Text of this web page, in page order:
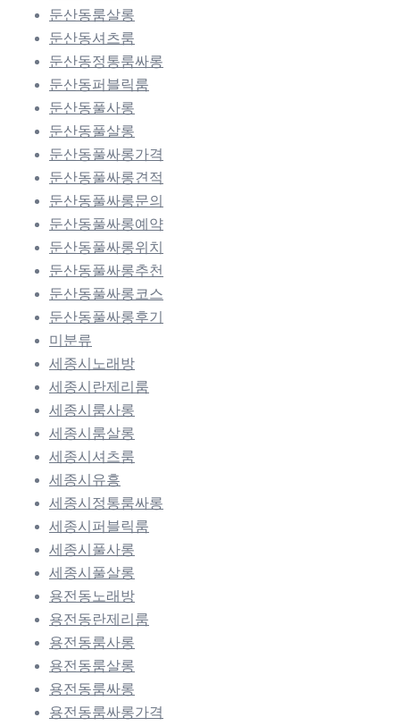
둔산동룸살롱
둔산동셔츠룸
둔산동정통룸싸롱
둔산동퍼블릭룸
둔산동풀사롱
둔산동풀살롱
둔산동풀싸롱가격
둔산동풀싸롱견적
둔산동풀싸롱문의
둔산동풀싸롱예약
둔산동풀싸롱위치
둔산동풀싸롱추천
둔산동풀싸롱코스
둔산동풀싸롱후기
미분류
세종시노래방
세종시란제리룸
세종시룸사롱
세종시룸살롱
세종시셔츠룸
세종시유흥
세종시정통룸싸롱
세종시퍼블릭룸
세종시풀사롱
세종시풀살롱
용전동노래방
용전동란제리룸
용전동룸사롱
용전동룸살롱
용전동룸싸롱
용전동룸싸롱가격